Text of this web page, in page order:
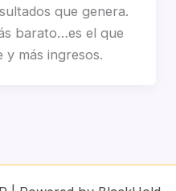
que genera.
barato…es el que
y más ingresos.